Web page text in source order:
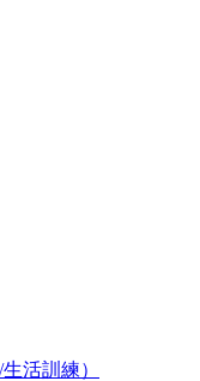
活訓練）